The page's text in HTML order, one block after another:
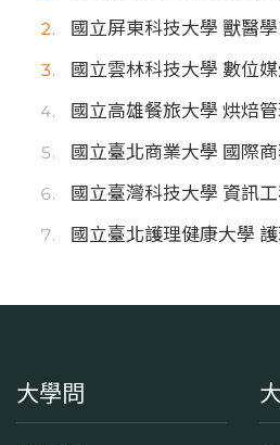
國立屏東科技大學 獸醫
國立雲林科技大學 數位
國立高雄餐旅大學 烘焙
國立臺北商業大學 國際
國立臺灣科技大學 資訊
國立臺北護理健康大學
大學問